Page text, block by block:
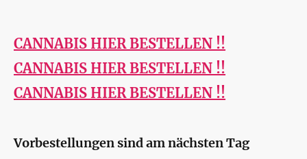
CANNABIS HIER BESTELLEN !!
CANNABIS HIER BESTELLEN !!
CANNABIS HIER BESTELLEN !!
Vorbestellungen sind am nächsten Tag